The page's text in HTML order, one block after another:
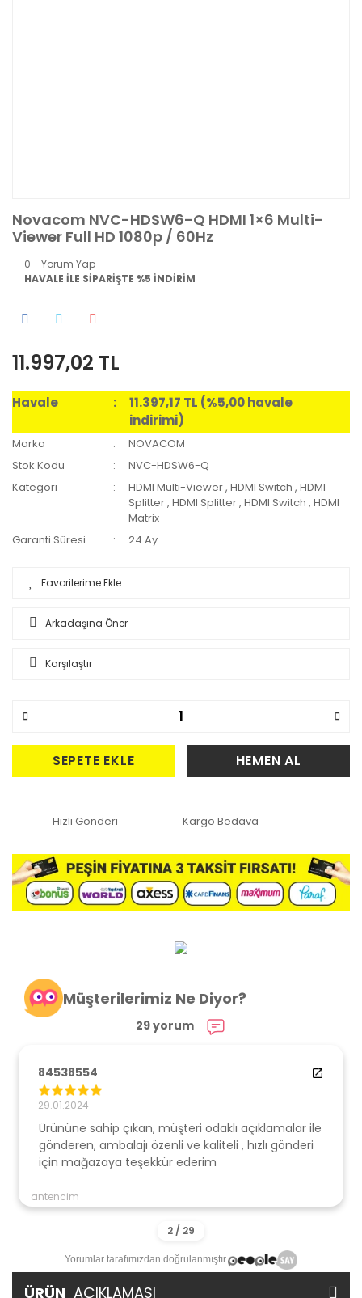
Novacom NVC-HDSW6-Q HDMI 1×6 Multi-
Viewer Full HD 1080p / 60Hz
0 - Yorum Yap
HAVALE İLE SİPARİŞTE %5 İNDİRİM
11.997,02 TL
Havale
11.397,17 TL (%5,00 havale
indirimi)
Marka
NOVACOM
Stok Kodu
NVC-HDSW6-Q
Kategori
HDMI Multi-Viewer,HDMI Switch ,HDMI
Splitter,HDMI Splitter,HDMI Switch ,HDMI
Matrix
Garanti Süresi
24 Ay
Arkadaşına Öner
Karşılaştır
SEPETE EKLE HEMEN AL
Hızlı Gönderi Kargo Bedava
Müşterilerimiz Ne Diyor?
29 yorum
84538554
29.01.2024
Ürününe sahip çıkan, müşteri odaklı açıklamalar ile
gönderen, ambalajı özenli ve kaliteli , hızlı gönderi
için mağazaya teşekkür ederim
antencim
Yorumlar tarafımızdan doğrulanmıştır.
ÜRÜN AÇIKLAMASI